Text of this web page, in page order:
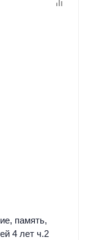
память,
4 лет ч.2